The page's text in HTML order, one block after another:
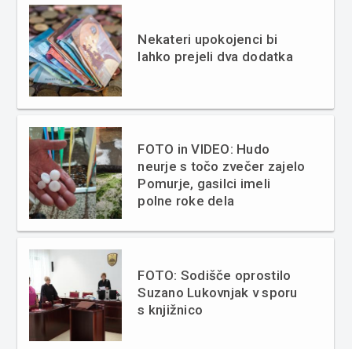
Nekateri upokojenci bi
lahko prejeli dva dodatka
FOTO in VIDEO: Hudo
neurje s točo zvečer zajelo
Pomurje, gasilci imeli
polne roke dela
FOTO: Sodišče oprostilo
Suzano Lukovnjak v sporu
s knjižnico